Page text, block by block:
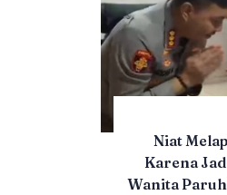
Niat
Karena
Wanita